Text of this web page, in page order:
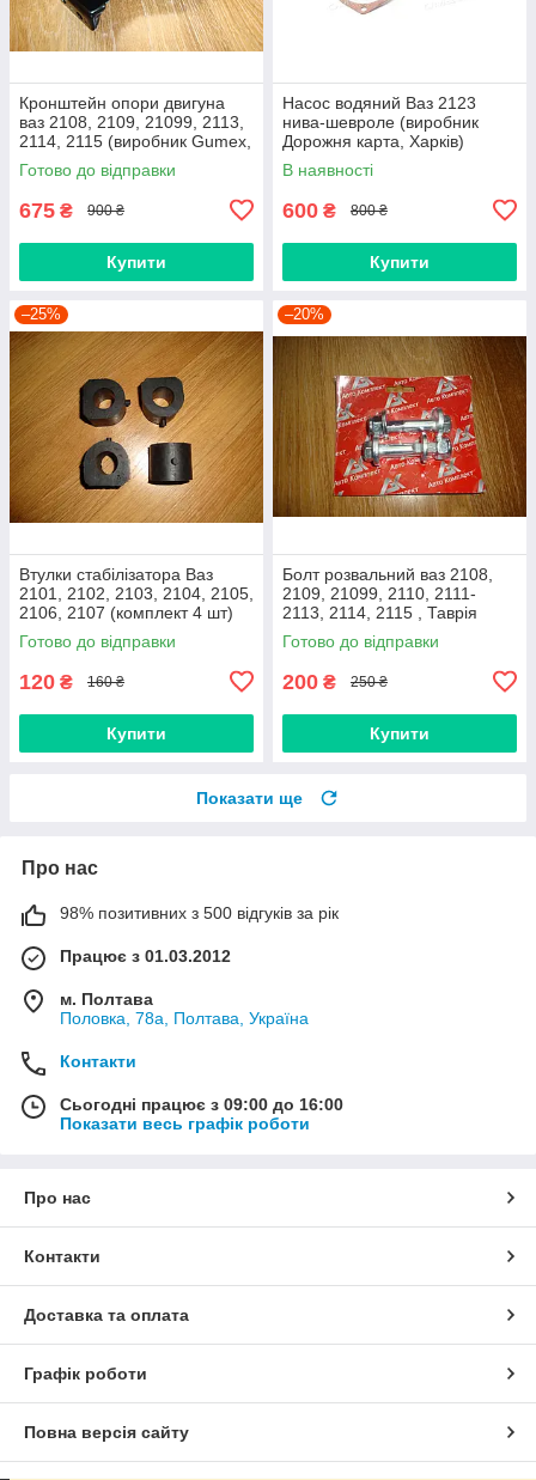
Кронштейн опори двигуна
ваз 2108, 2109, 21099, 2113,
2114, 2115 (виробник Gumex,
Польща)
Готово до відправки
675 ₴ 900 ₴
Купити
Насос водяний Ваз 2123
нива-шевроле (виробник
Дорожня карта, Харків)
В наявності
600 ₴ 800 ₴
Купити
–25%
Втулки стабілізатора Ваз
2101, 2102, 2103, 2104, 2105,
2106, 2107 (комплект 4 шт)
виробник Gumex, Польща
Готово до відправки
120 ₴ 160 ₴
Купити
–20%
Болт розвальний ваз 2108,
2109, 21099, 2110, 2111-
2113, 2114, 2115 , Таврія
М12х60, стойки передньої
(Авто Комплект)
Готово до відправки
200 ₴ 250 ₴
Купити
Показати ще
Про нас
98% позитивних з 500 відгуків за рік
Працює з 01.03.2012
м. Полтава
Половка, 78а, Полтава, Україна
Контакти
Сьогодні працює з 09:00 до 16:00
Показати весь графік роботи
Про нас
Контакти
Доставка та оплата
Графік роботи
Повна версія сайту